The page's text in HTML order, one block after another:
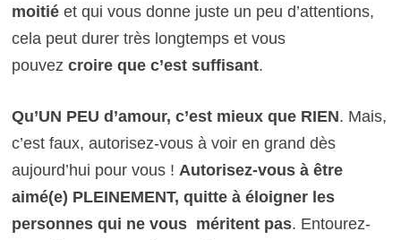
moitiéet qui vous donne juste un peu d’attentions,
cela peut durer très longtemps et vous
pouvez croire que c’est suffisant.
Qu’UN PEU d’amour, c’est mieux que RIEN. Mais,
c’est faux, autorisez-vous à voir en grand dès
aujourd’hui pour vous ! Autorisez-vous à être
aimé(e) PLEINEMENT, quitte à éloigner les
personnes qui ne vous méritent pas. Entourez-